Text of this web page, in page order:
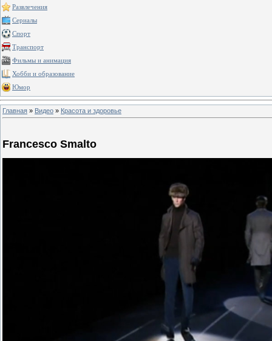
Развлечения
Сериалы
Спорт
Транспорт
Фильмы и анимация
Хобби и образование
Юмор
Главная » Видео » Красота и здоровье
Francesco Smalto